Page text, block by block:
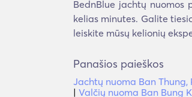
BednBlue jachtų
kelias minutes. Galite
leiskite mūsų kelionių
Panašios paieškos
Jachtų nuoma Ban
| Valčių nuoma Ban Bung